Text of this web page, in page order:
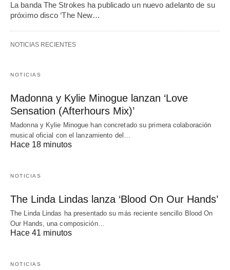
La banda The Strokes ha publicado un nuevo adelanto de su
próximo disco ‘The New…
NOTICIAS RECIENTES
NOTICIAS
Madonna y Kylie Minogue lanzan ‘Love
Sensation (Afterhours Mix)’
Madonna y Kylie Minogue han concretado su primera colaboración
musical oficial con el lanzamiento del…
Hace 18 minutos
NOTICIAS
The Linda Lindas lanza ‘Blood On Our Hands’
The Linda Lindas ha presentado su más reciente sencillo Blood On
Our Hands, una composición…
Hace 41 minutos
NOTICIAS